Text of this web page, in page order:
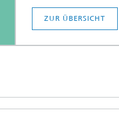
ZUR ÜBERSICHT